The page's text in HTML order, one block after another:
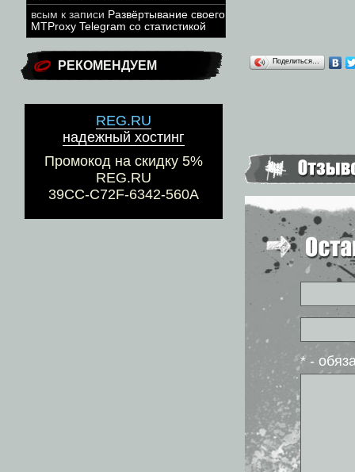
всым к записи Развёртывание своего
MTProxy Telegram со статистикой
РЕКОМЕНДУЕМ
REG.RU
надежный хостинг
Промокод на скидку 5%
REG.RU
39CC-C72F-6342-560A
Поделиться…
* -